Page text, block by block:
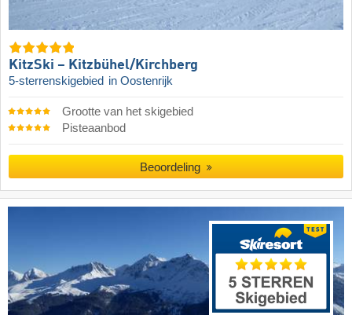
KitzSki – Kitzbühel/​Kirchberg
5-sterrenskigebied in Oostenrijk
Grootte van het skigebied
Pisteaanbod
Beoordeling